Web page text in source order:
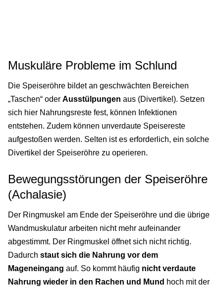
Muskuläre Probleme im Schlund
Die Speiseröhre bildet an geschwächten Bereichen
„Taschen“ oder Ausstülpungen aus (Divertikel). Setzen
sich hier Nahrungsreste fest, können Infektionen
entstehen. Zudem können unverdaute Speisereste
aufgestoßen werden. Selten ist es erforderlich, ein solche
Divertikel der Speiseröhre zu operieren.
Bewegungsstörungen der Speiseröhre
(Achalasie)
Der Ringmuskel am Ende der Speiseröhre und die übrige
Wandmuskulatur arbeiten nicht mehr aufeinander
abgestimmt. Der Ringmuskel öffnet sich nicht richtig.
Dadurch staut sich die Nahrung vor dem
Mageneingang auf. So kommt häufig nicht verdaute
Nahrung wieder in den Rachen und Mund hoch mit der